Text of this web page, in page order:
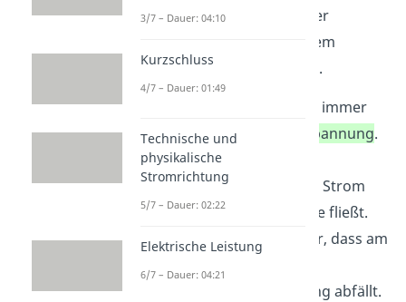
offenen Stromkreis und der
in einem
geschlossenen Stromkreis.
ist immer
geringerals die Leerlaufspannung.
Grund dafür ist, dass im
geschlossenen Stromkreis
Strom
durch die Spannungsquelle fließt.
Der Stromfluss sorgt dafür, dass am
Spannungsquelle Spannung abfällt.
3/7 – Dauer: 04:10
Kurzschluss
4/7 – Dauer: 01:49
Technische und
physikalische
Stromrichtung
5/7 – Dauer: 02:22
Elektrische Leistung
6/7 – Dauer: 04:21